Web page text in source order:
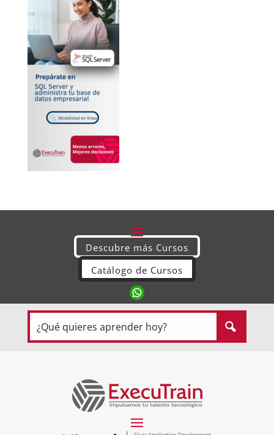
Descubre más Cursos
Catálogo de Cursos